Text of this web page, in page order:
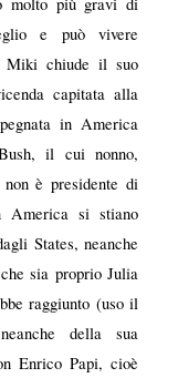
e può vivere
Miki chiude il suo
capitata alla
in America
il cui nonno,
è presidente di
America si stiano
States, neanche
sia proprio Julia
raggiunto (uso il
della sua
Enrico Papi, cioè